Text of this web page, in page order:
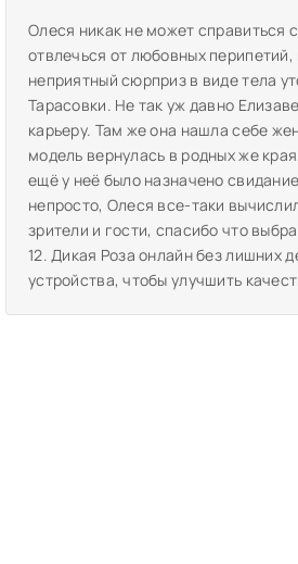
Олеся никак не может справиться
отвлечься от любовных
неприятный сюрприз в виде тела
Тарасовки. Не так уж давно
карьеру. Там же она нашла себе
модель вернулась в родных же
ещё у неё было назначено
непросто, Олеся все-таки
зрители и гости, спасибо что
12. Дикая Роза онлайн без лишних
устройства, чтобы улучшить